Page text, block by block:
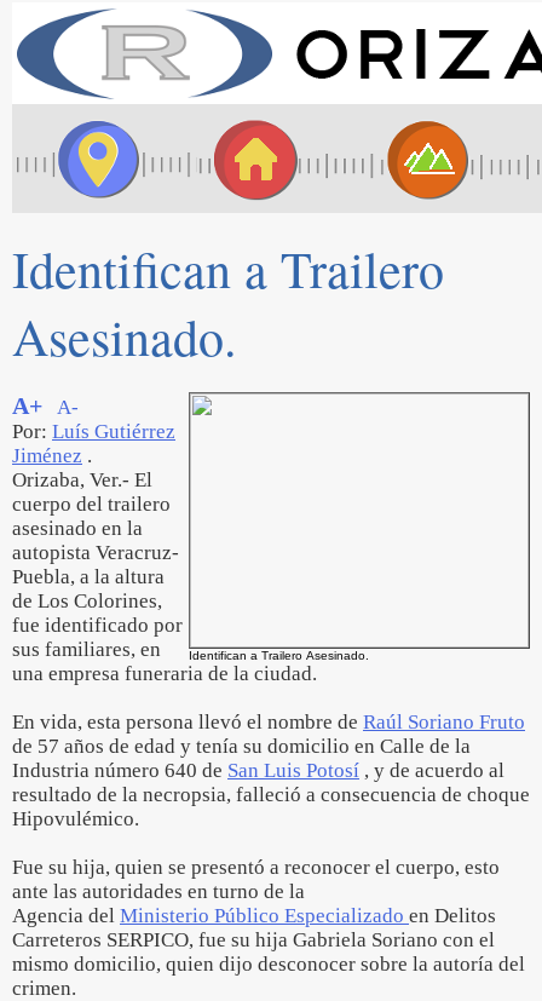
Identifican a Trailero
Asesinado.
Identifican a Trailero Asesinado.
A+
A-
Por: Luís Gutiérrez
Jiménez .
Orizaba, Ver.- El
cuerpo del trailero
asesinado en la
autopista Veracruz-
Puebla, a la altura
de Los Colorines,
fue identificado por
sus familiares, en
una empresa funeraria de la ciudad.
En vida, esta persona llevó el nombre de Raúl Soriano Fruto
de 57 años de edad y tenía su domicilio en Calle de la
Industria número 640 de San Luis Potosí , y de acuerdo al
resultado de la necropsia, falleció a consecuencia de choque
Hipovulémico.
Fue su hija, quien se presentó a reconocer el cuerpo, esto
ante las autoridades en turno de la
Agencia del Ministerio Público Especializado en Delitos
Carreteros SERPICO, fue su hija Gabriela Soriano con el
mismo domicilio, quien dijo desconocer sobre la autoría del
crimen.